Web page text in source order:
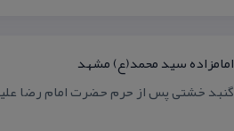
امامزاده سید محمد(ع) مشهد
گنبد خشتی پس از حرم حضرت امام رضا